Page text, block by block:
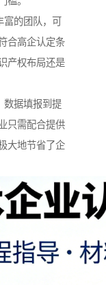
的团队，可
合高企认定条
产权布局还是
数据填报到提
只需配合提供
大地节省了企